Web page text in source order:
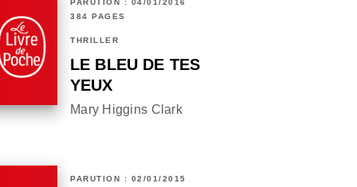
PARUTION : 04/01/2016
384 PAGES
THRILLER
LE BLEU DE TES
YEUX
Mary Higgins Clark
PARUTION : 02/01/2015